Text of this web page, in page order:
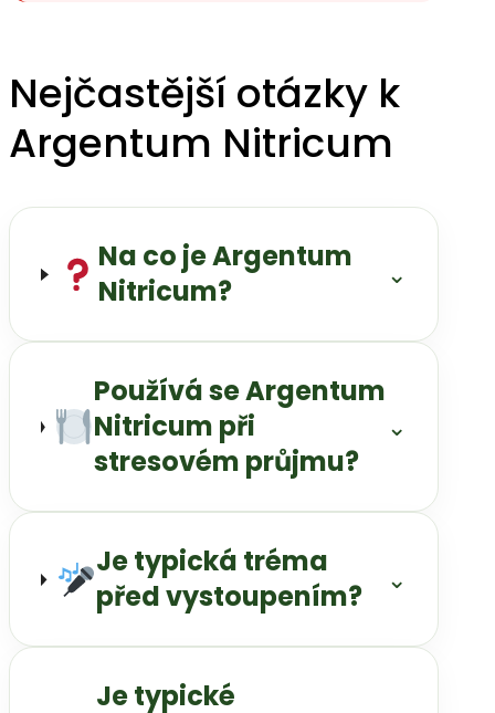
Nejčastější otázky k
Argentum Nitricum
Na co je Argentum
Nitricum?
⌄
Používá se Argentum
Nitricum při
stresovém průjmu?
⌄
Je typická tréma
před vystoupením?
⌄
Je typické